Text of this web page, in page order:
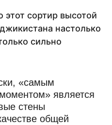
этот сортир высотой
настолько
сильно
«самым
является
стены
общей